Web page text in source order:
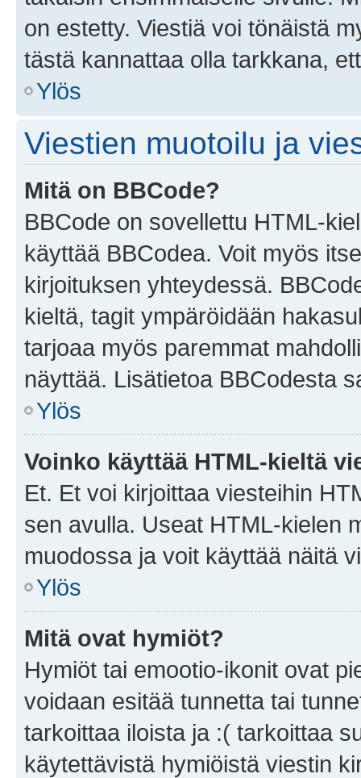
on estetty. Viestiä voi tönäistä
tästä kannattaa olla tarkkana,
Ylös
Viestien muotoilu ja
Mitä on BBCode?
BBCode on sovellettu HTML-
käyttää BBCodea. Voit myös
kirjoituksen yhteydessä.
kieltä, tagit ympäröidään
tarjoaa myös paremmat
näyttää. Lisätietoa BBCodesta
Ylös
Voinko käyttää HTML-kieltä
Et. Et voi kirjoittaa viesteihin
sen avulla. Useat HTML-kielen
muodossa ja voit käyttää näitä
Ylös
Mitä ovat hymiöt?
Hymiöt tai emootio-ikonit ovat
voidaan esitää tunnetta tai
tarkoittaa iloista ja :( tarkoittaa
käytettävistä hymiöistä viestin